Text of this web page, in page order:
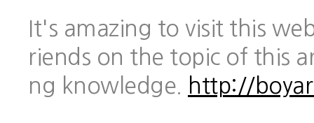
It's amazing to visit this
riends on the topic of this
ng knowledge.
http://